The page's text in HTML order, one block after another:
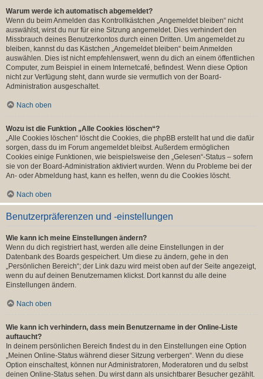
Warum werde ich automatisch abgemeldet?
Wenn du beim Anmelden das Kontrollkästchen „Angemeldet bleiben“ nicht
auswählst, wirst du nur für eine Sitzung angemeldet. Dies verhindert den
Missbrauch deines Benutzerkontos durch einen Dritten. Um angemeldet zu
bleiben, kannst du das Kästchen „Angemeldet bleiben“ beim Anmelden
auswählen. Dies ist nicht empfehlenswert, wenn du dich an einem öffentlichen
Computer, zum Beispiel in einem Internetcafé, befindest. Wenn diese Option
nicht zur Verfügung steht, dann wurde sie vermutlich von der Board-
Administration ausgeschaltet.
Nach oben
Wozu ist die Funktion „Alle Cookies löschen“?
„Alle Cookies löschen“ löscht die Cookies, die phpBB erstellt hat und die dafür
sorgen, dass du im Forum angemeldet bleibst. Außerdem ermöglichen
Cookies einige Funktionen, wie beispielsweise den „Gelesen“-Status – sofern
sie von der Board-Administration aktiviert wurden. Wenn du Probleme bei der
An- oder Abmeldung hast, kann es helfen, wenn du die Cookies löscht.
Nach oben
Benutzerpräferenzen und -einstellungen
Wie kann ich meine Einstellungen ändern?
Wenn du dich registriert hast, werden alle deine Einstellungen in der
Datenbank des Boards gespeichert. Um diese zu ändern, gehe in den
„Persönlichen Bereich“; der Link dazu wird meist oben auf der Seite angezeigt,
wenn du auf deinen Benutzernamen klickst. Dort kannst du alle deine
Einstellungen ändern.
Nach oben
Wie kann ich verhindern, dass mein Benutzername in der Online-Liste
auftaucht?
In deinem persönlichen Bereich findest du in den Einstellungen eine Option
„Meinen Online-Status während dieser Sitzung verbergen“. Wenn du diese
Option einschaltest, können nur Administratoren, Moderatoren und du selbst
deinen Online-Status sehen. Du wirst dann als unsichtbarer Besucher gezählt.